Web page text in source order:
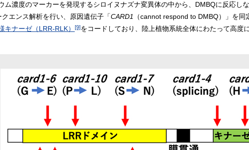
ム濃度のマーカーを発現するシロイヌナズナ変異体の中から、DMBQに反応し
クエンス解析を行い、原因遺伝子「CARD1 （cannot respond to DMBQ）」を同
キナーゼ（LRR-RLK）
[9]をコードしており、陸上植物系統全体にわたって高度